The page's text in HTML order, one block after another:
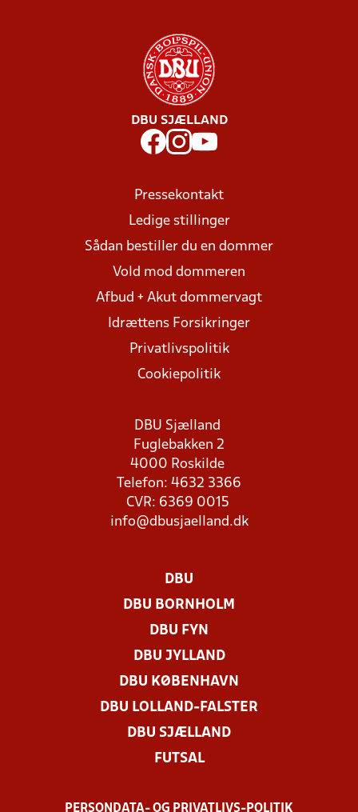
DBU SJÆLLAND
Pressekontakt
Ledige stillinger
Sådan bestiller du en dommer
Vold mod dommeren
Afbud + Akut dommervagt
Idrættens Forsikringer
Privatlivspolitik
Cookiepolitik
DBU Sjælland
Fuglebakken 2
4000 Roskilde
Telefon: 4632 3366
CVR: 6369 0015
info@dbusjaelland.dk
DBU
DBU BORNHOLM
DBU FYN
DBU JYLLAND
DBU KØBENHAVN
DBU LOLLAND-FALSTER
DBU SJÆLLAND
FUTSAL
PERSONDATA- OG PRIVATLIVS-POLITIK